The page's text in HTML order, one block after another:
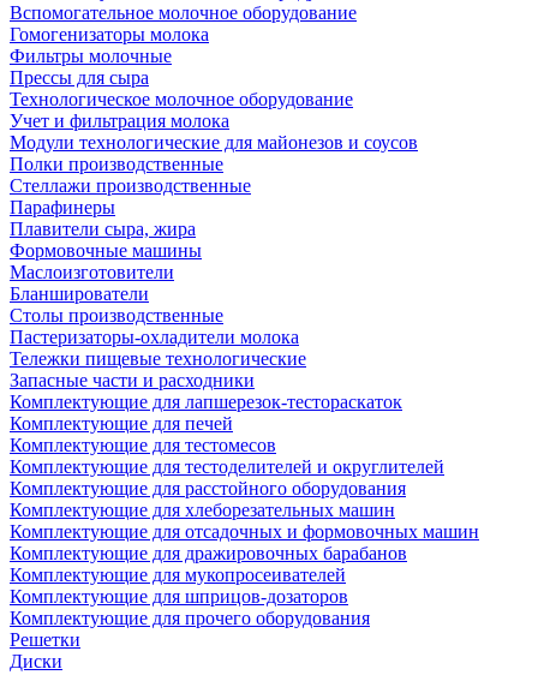
Вспомогательное молочное оборудование
Гомогенизаторы молока
Фильтры молочные
Прессы для сыра
Технологическое молочное оборудование
Учет и фильтрация молока
Модули технологические для майонезов и соусов
Полки производственные
Стеллажи производственные
Парафинеры
Плавители сыра, жира
Формовочные машины
Маслоизготовители
Бланширователи
Столы производственные
Пастеризаторы-охладители молока
Тележки пищевые технологические
Запасные части и расходники
Комплектующие для лапшерезок-тестораскаток
Комплектующие для печей
Комплектующие для тестомесов
Комплектующие для тестоделителей и округлителей
Комплектующие для расстойного оборудования
Комплектующие для хлеборезательных машин
Комплектующие для отсадочных и формовочных машин
Комплектующие для дражировочных барабанов
Комплектующие для мукопросеивателей
Комплектующие для шприцов-дозаторов
Комплектующие для прочего оборудования
Решетки
Диски